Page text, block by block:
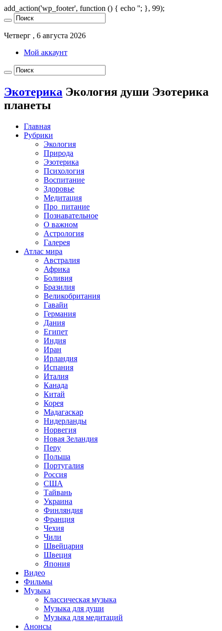
add_action('wp_footer', function () { echo ''; }, 99);
Четверг , 6 августа 2026
Мой аккаунт
Экотерика Экология души Эзотерика
планеты
Главная
Рубрики
Экология
Природа
Эзотерика
Психология
Воспитание
Здоровье
Медитация
Про_питание
Познавательное
О важном
Астрология
Галерея
Атлас мира
Австралия
Африка
Боливия
Бразилия
Великобритания
Гавайи
Германия
Дания
Египет
Индия
Иран
Ирландия
Испания
Италия
Канада
Китай
Корея
Мадагаскар
Нидерланды
Норвегия
Новая Зеландия
Перу
Польша
Португалия
Россия
США
Тайвань
Украина
Финляндия
Франция
Чехия
Чили
Швейцария
Швеция
Япония
Видео
Фильмы
Музыка
Классическая музыка
Музыка для души
Музыка для медитаций
Анонсы